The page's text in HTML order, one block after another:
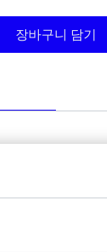
장바구니 담기